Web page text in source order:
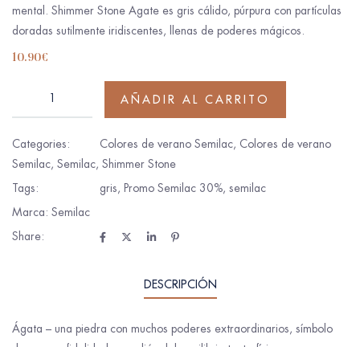
mental. Shimmer Stone Agate es gris cálido, púrpura con partículas
doradas sutilmente iridiscentes, llenas de poderes mágicos.
10.90€
AÑADIR AL CARRITO
Categories: Colores de verano Semilac, Colores de verano
Semilac, Semilac, Shimmer Stone
Tags:
gris, Promo Semilac 30%, semilac
Marca: Semilac
Share:
DESCRIPCIÓN
Ágata – una piedra con muchos poderes extraordinarios, símbolo